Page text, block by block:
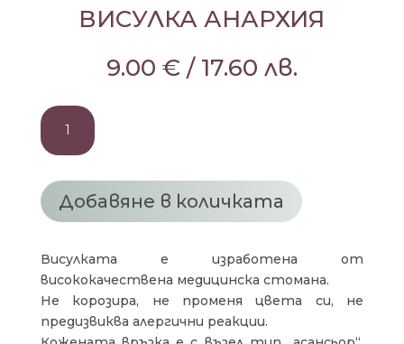
ВИСУЛКА АНАРХИЯ
9.00 € / 17.60 лв.
количество
за
ВИСУЛКА
АНАРХИЯ
Добавяне в количката
Висулката е изработена от
висококачествена медицинска стомана.
Не корозира, не променя цвета си, не
предизвиква алергични реакции.